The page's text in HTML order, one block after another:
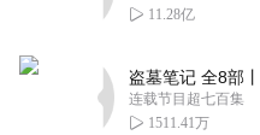
11.28亿
连载节目超七百集
1511.41万